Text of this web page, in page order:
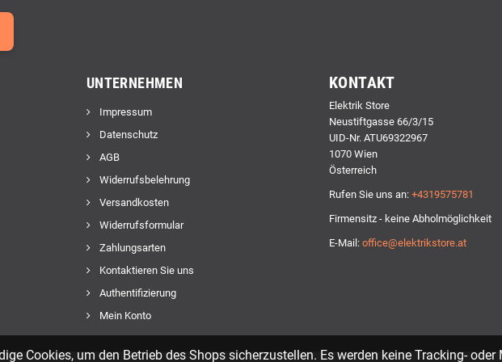
UNTERNEHMEN
Impressum
Datenschutz
AGB
Widerrufsbelehrung
Versandkosten
Widerrufsformular
Zahlungsarten
Kontaktieren Sie uns
Authentifizierung
Mein Konto
KONTAKT
Elektrik Store
Neustiftgasse 66/3/15
UID-Nr. ATU69322967
1070 Wien
Österreich
Rufen Sie uns an: +4319575781
Firmensitz - keine Abholmöglichkeit
E-Mail: office@elektrikstore.at
Cookies, um den Betrieb des Shops sicherzustellen. Es werden keine Tracking- oder